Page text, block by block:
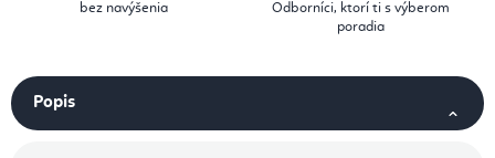
bez navýšenia
Odborníci, ktorí ti s výberom
poradia
Popis